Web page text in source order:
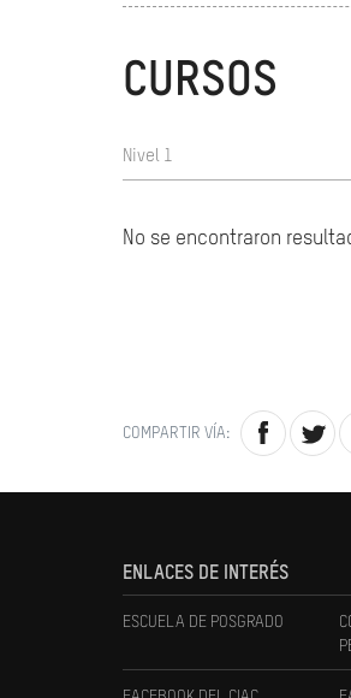
CURSOS
Nivel 1
No se encontraron
COMPARTIR VÍA:
ENLACES DE INTERÉS
ESCUELA DE POSGRADO